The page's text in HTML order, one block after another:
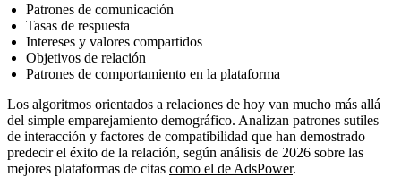
Patrones de comunicación
Tasas de respuesta
Intereses y valores compartidos
Objetivos de relación
Patrones de comportamiento en la plataforma
Los algoritmos orientados a relaciones de hoy van mucho más allá
del simple emparejamiento demográfico. Analizan patrones sutiles
de interacción y factores de compatibilidad que han demostrado
predecir el éxito de la relación, según análisis de 2026 sobre las
mejores plataformas de citas como el de AdsPower.